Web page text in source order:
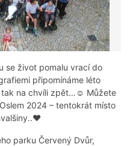
se život pomalu vrací do
připomínáme léto
tak na chvíli zpět…☺ Můžete
2024 – tentokrát místo
parku Červený Dvůr,